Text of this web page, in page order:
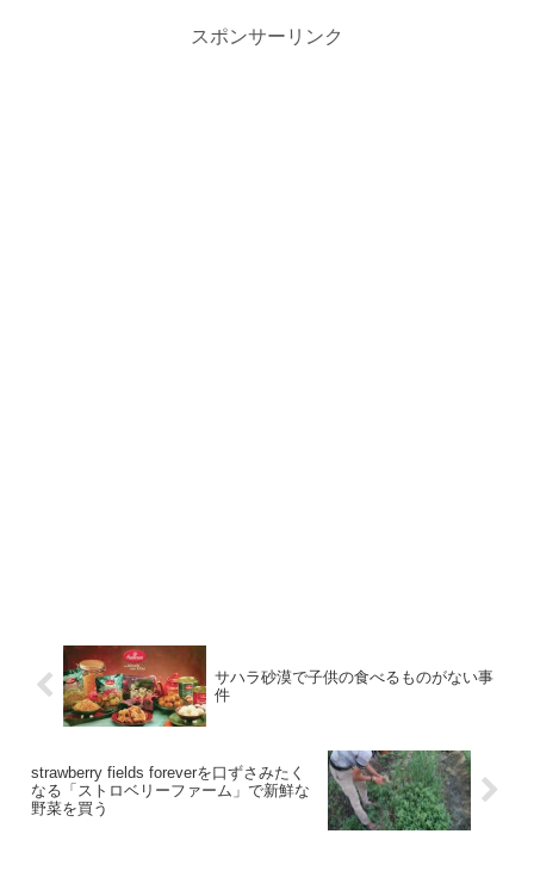
スポンサーリンク
サハラ砂漠で子供の食べるものがない事
件
strawberry fields foreverを口ずさみたく
なる「ストロベリーファーム」で新鮮な
野菜を買う